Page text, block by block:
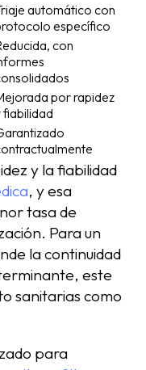
automático con
específico
con
por rapidez
fiabilidad
y la fiabilidad
, y esa
tasa de
Para un
la continuidad
este
sanitarias como
para